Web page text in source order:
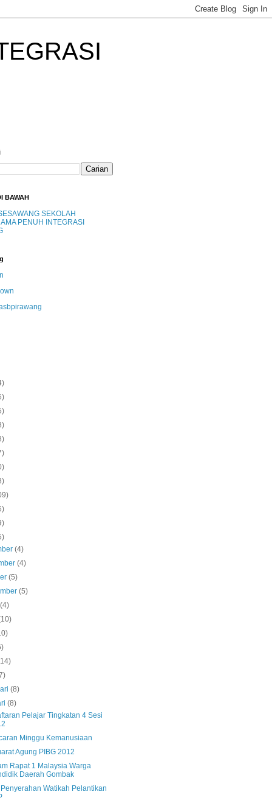
BAWAH
SEKOLAH
PENUH INTEGRASI
(4)
(4)
(5)
(5)
(4)
(8)
(8)
Pelajar Tingkatan 4 Sesi
Minggu Kemanusiaan
Agung PIBG 2012
Rapat 1 Malaysia Warga
Daerah Gombak
Watikah Pelantikan